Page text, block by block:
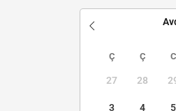
Ç Ç C
27 28
3 4 5